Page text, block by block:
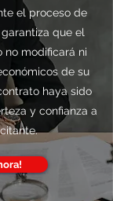
el proceso de
que el
no modificará ni
de su
haya sido
y confianza a